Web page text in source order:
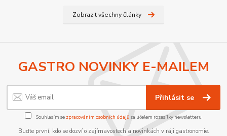
Zobrazit všechny články
GASTRO NOVINKY E-MAILEM
Přihlásit se
Souhlasím se zpracováním osobních údajůza účelem rozesílky newsletteru.
Buďte první, kdo se dozví o zajímavostech a novinkách v ráji gastronomie.